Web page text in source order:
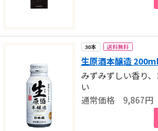
30本 送料無料
生原酒本醸造
みずみずしい香り
い
9,867円